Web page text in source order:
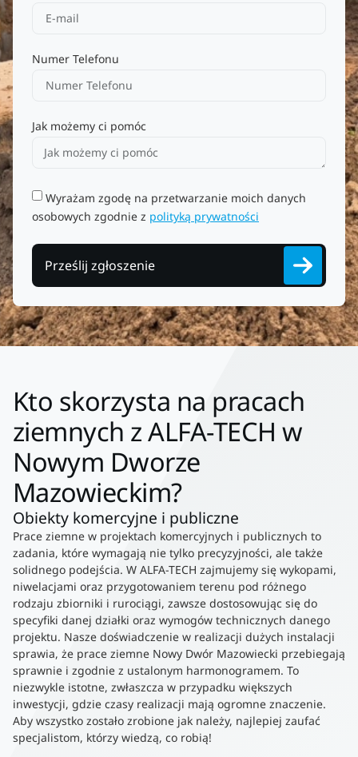
Numer Telefonu
Jak możemy ci pomóc
Wyrażam zgodę na przetwarzanie moich danych
osobowych zgodnie z polityką prywatności
Prześlij zgłoszenie
Kto skorzysta na pracach
ziemnych z ALFA-TECH w
Nowym Dworze
Mazowieckim?
Obiekty komercyjne i publiczne
Prace ziemne w projektach komercyjnych i publicznych to
zadania, które wymagają nie tylko precyzyjności, ale także
solidnego podejścia. W ALFA-TECH zajmujemy się wykopami,
niwelacjami oraz przygotowaniem terenu pod różnego
rodzaju zbiorniki i rurociągi, zawsze dostosowując się do
specyfiki danej działki oraz wymogów technicznych danego
projektu. Nasze doświadczenie w realizacji dużych instalacji
sprawia, że prace ziemne Nowy Dwór Mazowiecki przebiegają
sprawnie i zgodnie z ustalonym harmonogramem. To
niezwykle istotne, zwłaszcza w przypadku większych
inwestycji, gdzie czasy realizacji mają ogromne znaczenie.
Aby wszystko zostało zrobione jak należy, najlepiej zaufać
specjalistom, którzy wiedzą, co robią!